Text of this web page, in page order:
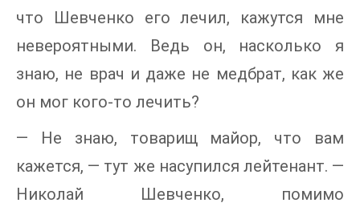
что Шевченко его лечил, кажутся мне
невероятными. Ведь он, насколько я
знаю, не врач и даже не медбрат, как же
он мог кого-то лечить?
— Не знаю, товарищ майор, что вам
кажется, — тут же насупился лейтенант. —
Николай Шевченко, помимо